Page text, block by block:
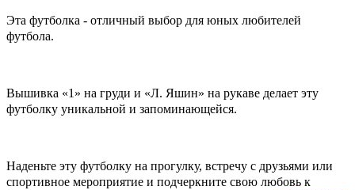
Эта футболка - отличный выбор для юных любителей
футбола.
Вышивка «1» на груди и «Л. Яшин» на рукаве делает эту
футболку уникальной и запоминающейся.
Наденьте эту футболку на прогулку, встречу с друзьями или
спортивное мероприятие и подчеркните свою любовь к